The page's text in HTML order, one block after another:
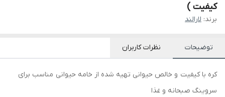
کیفیت )
برند: لارالند
توضیحات نظرات کاربران
کره با کیفیت و خالص حیوانی تهیه شده از خامه حیوانی مناسب برای
سروینگ صبحانه و غذا